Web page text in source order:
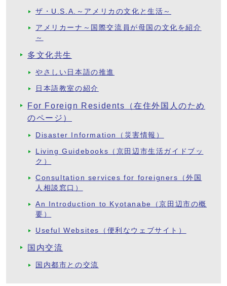
ザ・U.S.A.～アメリカの文化と生活～
アメリカーナ～国際交流員が母国の文化を紹介
～
多文化共生
やさしい日本語の推進
日本語教室の紹介
For Foreign Residents（在住外国人のため
のページ）
Disaster Information（災害情報）
Living Guidebooks（京田辺市生活ガイドブッ
ク）
Consultation services for foreigners（外国
人相談窓口）
An Introduction to Kyotanabe（京田辺市の概
要）
Useful Websites（便利なウェブサイト）
国内交流
国内都市との交流